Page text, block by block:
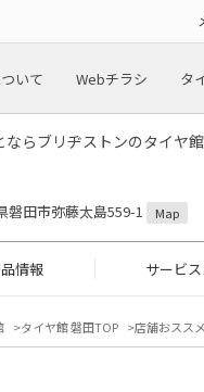
いて Webチラシ タ
らブリヂストンのタイヤ
田市弥藤太島559-1 Map
情報 サービ
タイヤ館 磐田TOP 店舗おスス